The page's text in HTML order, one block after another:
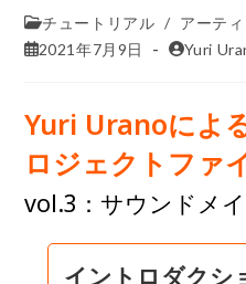
チュートリアル / アーティ
2021年7月9日
Yuri
Yuri Uranoによ
ロジェクトファ
vol.3：サウンドメイ
イントロダクシ